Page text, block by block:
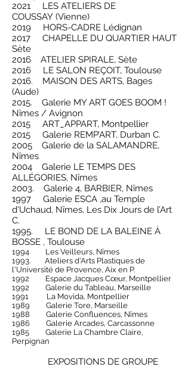
2021 LES ATELIERS DE
COUSSAY (Vienne)
2019 HORS-CADRE Lédignan
2017 CHAPELLE DU QUARTIER HAUT
Sète
2016 ATELIER SPIRALE, Sète
2016 LE SALON REÇOIT, Toulouse
2016. MAISON DES ARTS, Bages
(Aude)
2015. Galerie MY ART GOES BOOM !
Nîmes / Avignon
2015 ART_APPART, Montpellier
2015 Galerie REMP’ART, Durban C.
2005 Galerie de la SALAMANDRE,
Nîmes
2004 Galerie LE TEMPS DES
ALLÉGORIES, Nîmes
2003. Galerie 4, BARBIER, Nîmes
1997 Galerie ESCA ,au Temple
d'Uchaud, Nîmes, Les Dix Jours de l’Art
C.
1995. LE BOND DE LA BALEINE À
BOSSE , Toulouse
1994 Les Veilleurs, Nîmes
1993. Ateliers d'Arts Plastiques de
l'Université de Provence, Aix en P.
1992 Espace Jacques Cœur, Montpellier
1992 Galerie du Tableau, Marseille
1991 La Movida, Montpellier
1989 Galerie Tore, Marseille
1988 Galerie Confluences, Nîmes
1986 Galerie Arcades, Carcassonne
1985 Galerie La Chambre Claire,
Perpignan
EXPOSITIONS DE GROUPE